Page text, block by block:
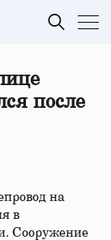
после
на
в
Сооружение